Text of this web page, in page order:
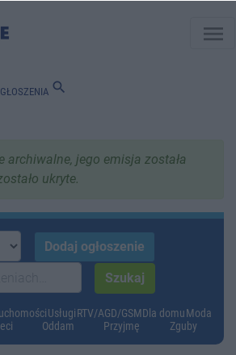
menu
search
archiwalne, jego emisja została
ukryte.
UsługiRTV/AGD/GSMDla domuModa
Oddam Przyjmę Zguby